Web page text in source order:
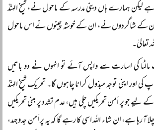
ہے لیکن ہمارے ہاں دینی مدرسہ کے ماحول نے، شیخ الہندؒ
کے شاگردوں نے، ان کے خوشہ چینوں نے اس ماحول
تعالیٰ۔
کی اسارت سے واپس آئے تو انہوں نے دو باتیں
اور اپنی توجہ مبذول کرانا چاہوں گا۔ تحریک شیخ الہندؒ
جو پر اَمن تحریکیں چلی ہیں، عدم تشدد پر مبنی تحریکیں
ہے، ان شاء اللہ اسی کا رہے گا کہ یہ پر اَمن جدوجہد،